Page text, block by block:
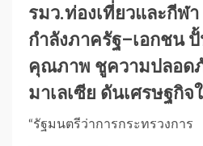
รมว.ท่องเที่ยวและกีฬ
กำลังภาครัฐ–เอกชน
คุณภาพ ชูความปลอด
มาเลเซีย ดันเศรษฐกิจ
“รัฐมนตรีว่าการกระทรวงการ